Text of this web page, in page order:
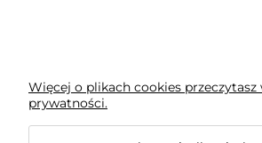
Więcej o plikach cookies przeczytasz
prywatności.